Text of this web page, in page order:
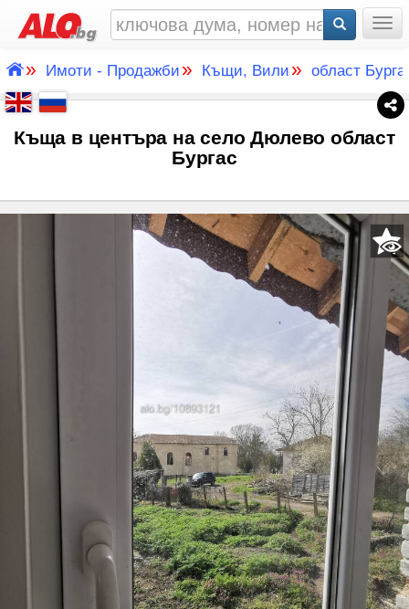
» Имоти - Продажби » Къщи, Вили » област
Къща в центъра на село Дюлево област
Бургас